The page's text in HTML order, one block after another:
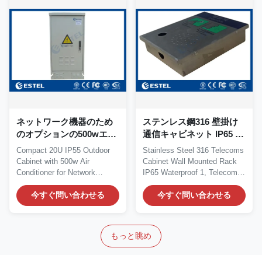
ネットワーク機器のため
のオプションの500wエア
コンのコンパクト 20U
IP55 屋外キャビネット
Compact 20U IP55 Outdoor
Cabinet with 500w Air
Conditioner for Network
Equipment Product
Overview...
今すぐ問い合わせる
ステンレス鋼316 壁掛け
通信キャビネット IP65 防
水
Stainless Steel 316 Telecoms
Cabinet Wall Mounted Rack
IP65 Waterproof 1, Telecom
Cabinet...
今すぐ問い合わせる
もっと眺め